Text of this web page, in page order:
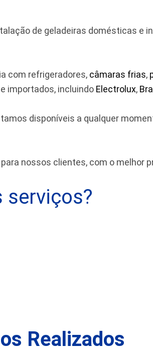
de geladeiras domésticas e
com refrigeradores, câmaras frias,
importados, incluindo Electrolux,
disponíveis a qualquer
nossos clientes, com o melhor
serviços?
Realizados